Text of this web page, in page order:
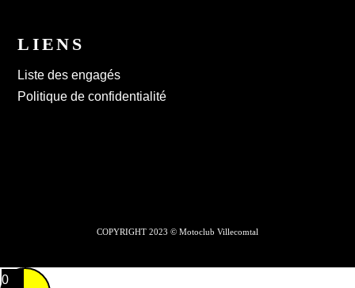
LIENS
Liste des engagés
Politique de confidentialité
COPYRIGHT 2023 © Motoclub Villecomtal
0